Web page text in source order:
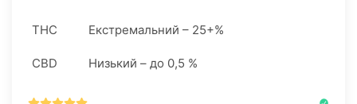
THC Екстремальний – 25+%
CBD Низький – до 0,5 %